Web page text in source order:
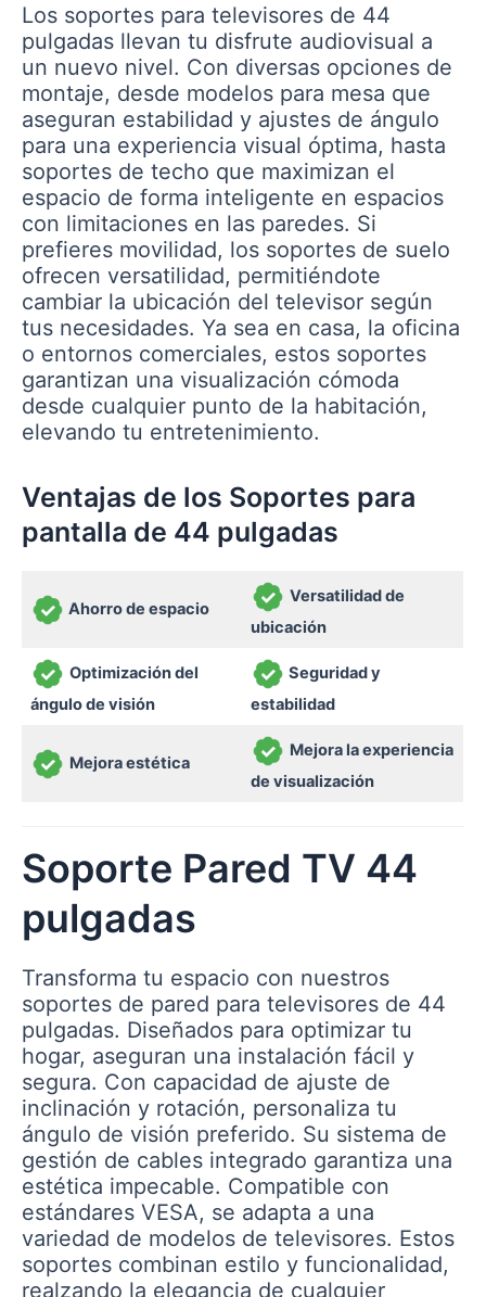
Los soportes para televisores de 44
pulgadas llevan tu disfrute audiovisual a
un nuevo nivel. Con diversas opciones de
montaje, desde modelos para mesa que
aseguran estabilidad y ajustes de ángulo
para una experiencia visual óptima, hasta
soportes de techo que maximizan el
espacio de forma inteligente en espacios
con limitaciones en las paredes. Si
prefieres movilidad, los soportes de suelo
ofrecen versatilidad, permitiéndote
cambiar la ubicación del televisor según
tus necesidades. Ya sea en casa, la oficina
o entornos comerciales, estos soportes
garantizan una visualización cómoda
desde cualquier punto de la habitación,
elevando tu entretenimiento.
Ventajas de los Soportes para
pantalla de 44 pulgadas
Ahorro de espacio
Versatilidad de
ubicación
Optimización del
ángulo de visión
Seguridad y
estabilidad
Mejora estética
Mejora la experiencia
de visualización
Soporte Pared TV 44
pulgadas
Transforma tu espacio con nuestros
soportes de pared para televisores de 44
pulgadas. Diseñados para optimizar tu
hogar, aseguran una instalación fácil y
segura. Con capacidad de ajuste de
inclinación y rotación, personaliza tu
ángulo de visión preferido. Su sistema de
gestión de cables integrado garantiza una
estética impecable. Compatible con
estándares VESA, se adapta a una
variedad de modelos de televisores. Estos
soportes combinan estilo y funcionalidad,
realzando la elegancia de cualquier